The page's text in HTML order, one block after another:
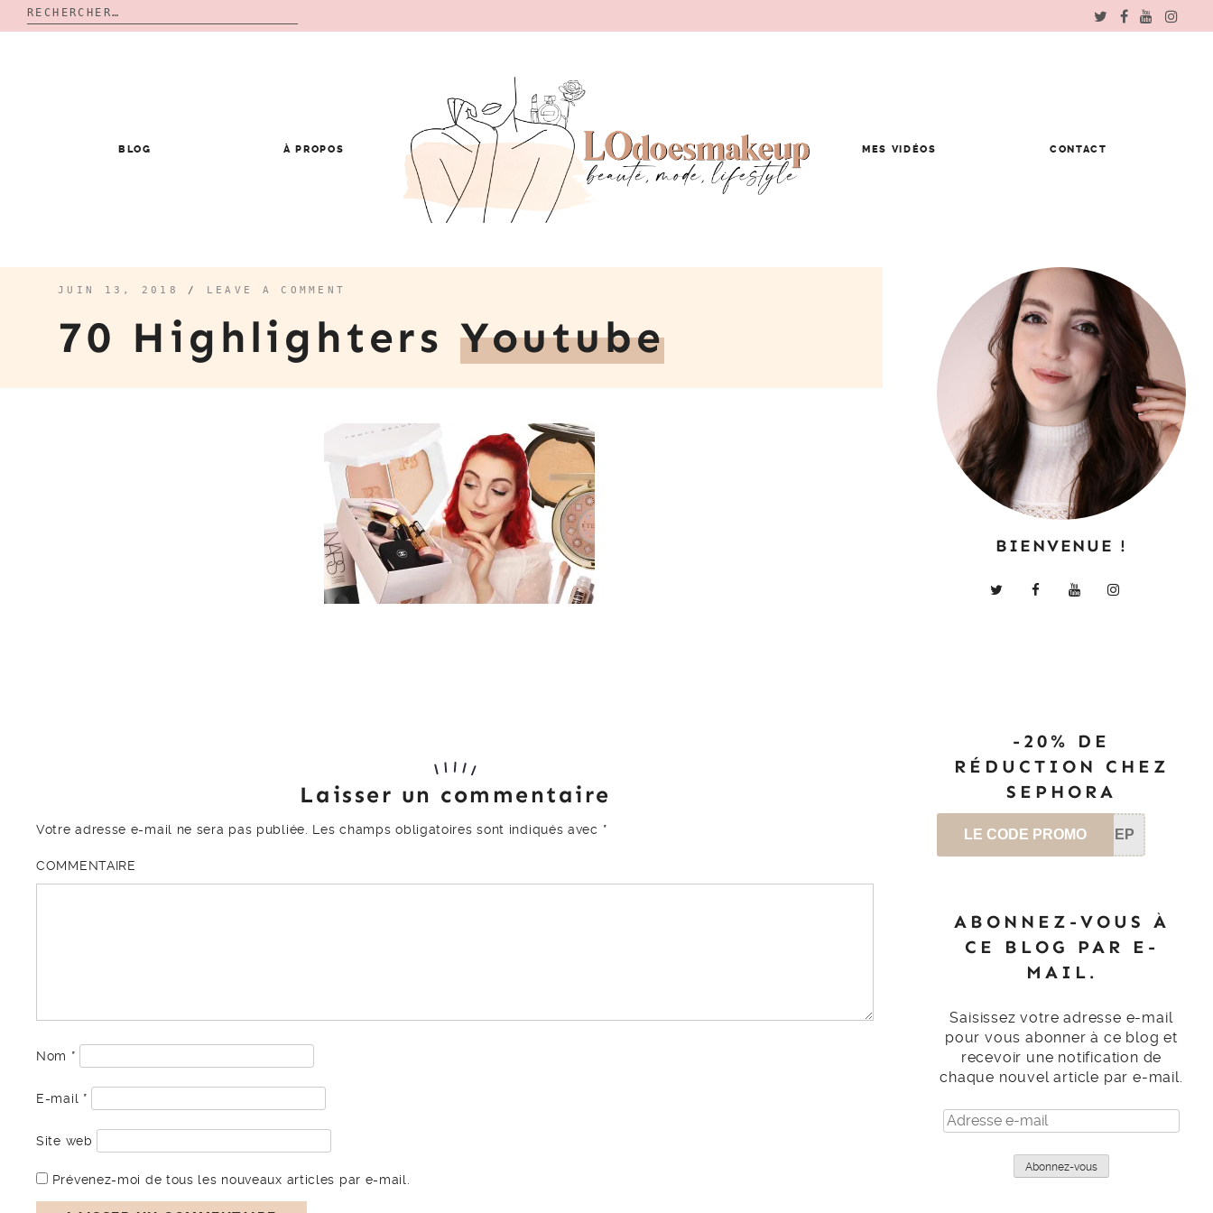
Rechercher :
BLOG À PROPOS MES VIDÉOS CONTACT
JUIN 13, 2018 / LEAVE A COMMENT
70 Highlighters Youtube
Laisser un commentaire
Votre adresse e-mail ne sera pas publiée. Les champs obligatoires sont indiqués avec *
COMMENTAIRE
Nom *
E-mail *
Site web
Prévenez-moi de tous les nouveaux articles par e-mail.
BIENVENUE !
-20% DE
RÉDUCTION CHEZ
SEPHORA
LE CODE PROMO SEP
ABONNEZ-VOUS À
CE BLOG PAR E-
MAIL.
Saisissez votre adresse e-mail
pour vous abonner à ce blog et
recevoir une notification de
chaque nouvel article par e-mail.
Adresse
e-
Abonnez-vous